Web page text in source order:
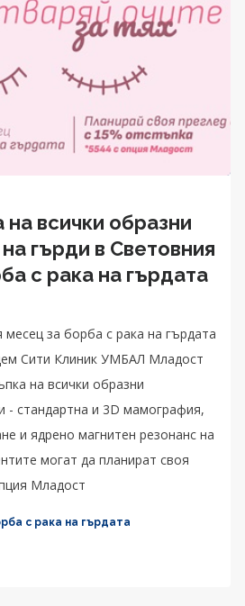
на всички образни
гърди в Световния
с рака на гърдата
за борба с рака на гърдата
Сити Клиник УМБАЛ Младост
на всички образни
- стандартна и 3D мамография,
и ядрено магнитен резонанс на
могат да планират своя
Младост
с рака на гърдата